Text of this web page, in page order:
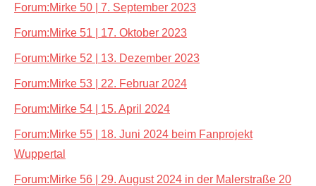
Forum:Mirke 50 | 7. September 2023
Forum:Mirke 51 | 17. Oktober 2023
Forum:Mirke 52 | 13. Dezember 2023
Forum:Mirke 53 | 22. Februar 2024
Forum:Mirke 54 | 15. April 2024
Forum:Mirke 55 | 18. Juni 2024 beim Fanprojekt
Wuppertal
Forum:Mirke 56 | 29. August 2024 in der Malerstraße 20